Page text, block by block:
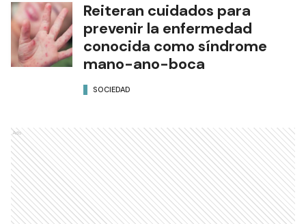
Reiteran cuidados para
prevenir la enfermedad
conocida como síndrome
mano-ano-boca
SOCIEDAD
Ads